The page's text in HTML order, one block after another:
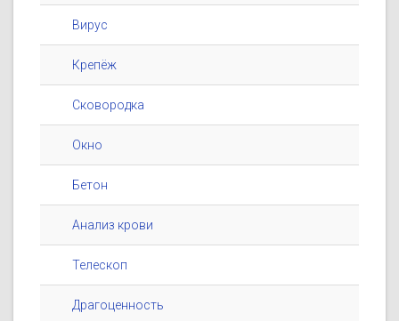
Вирус
Крепёж
Сковородка
Окно
Бетон
Анализ крови
Телескоп
Драгоценность